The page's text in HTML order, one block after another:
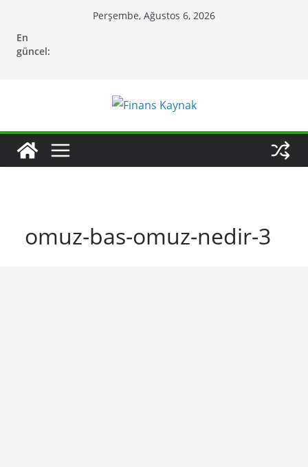
content
Perşembe, Ağustos 6, 2026
En
güncel:
omuz-bas-omuz-nedir-3